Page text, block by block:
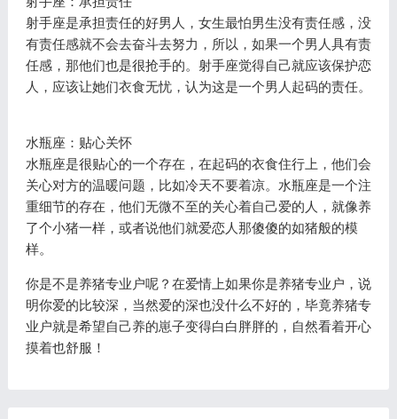
射手座是承担责任的好男人，女生最怕男生没有责任感，没
有责任感就不会去奋斗去努力，所以，如果一个男人具有责
任感，那他们也是很抢手的。射手座觉得自己就应该保护恋
人，应该让她们衣食无忧，认为这是一个男人起码的责任。
水瓶座：贴心关怀
水瓶座是很贴心的一个存在，在起码的衣食住行上，他们会
关心对方的温暖问题，比如冷天不要着凉。水瓶座是一个注
重细节的存在，他们无微不至的关心着自己爱的人，就像养
了个小猪一样，或者说他们就爱恋人那傻傻的如猪般的模
样。
你是不是养猪专业户呢？在爱情上如果你是养猪专业户，说
明你爱的比较深，当然爱的深也没什么不好的，毕竟养猪专
业户就是希望自己养的崽子变得白白胖胖的，自然看着开心
摸着也舒服！